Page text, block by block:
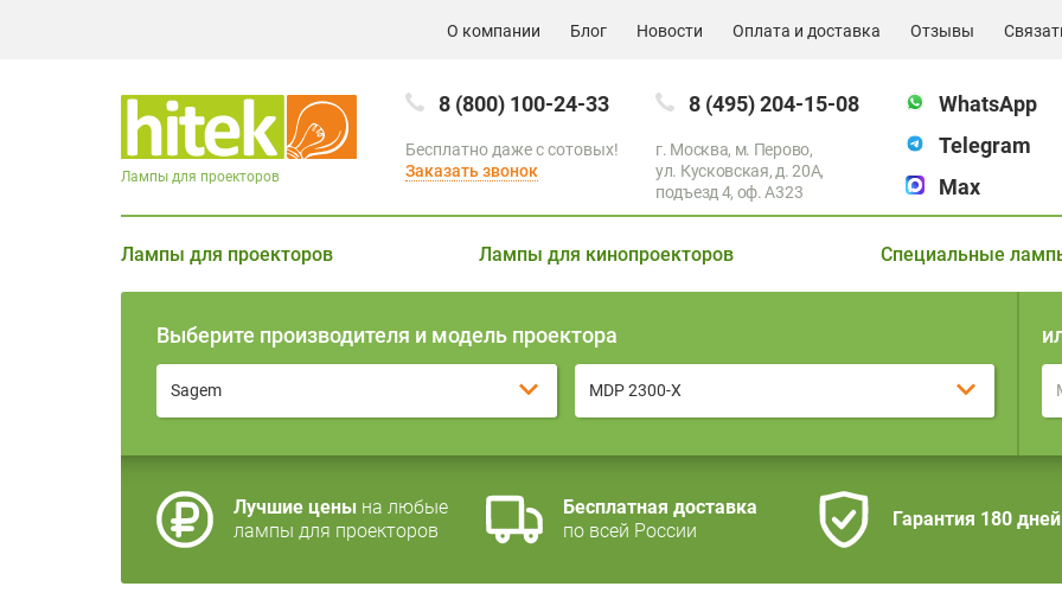
О компании Блог Новости Оплата и доставка Отзывы
8 (800) 100-24-33
Бесплатно даже с сотовых!
Заказать звонок
8 (495) 204-15-08
г. Москва, м. Перово,
ул. Кусковская, д. 20А,
подъезд 4, оф. A323
WhatsApp
Telegram
Max
Лампы для проекторов
Лампы для проекторов Лампы для кинопроекторов Специальные
Выберите производителя и модель проектора
Sagem MDP 2300-X
Лучшие цены на любые
лампы для проекторов
Бесплатная доставка
по всей России
Гарантия 180 дней